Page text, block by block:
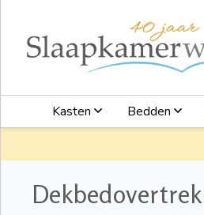
Kasten Bedden